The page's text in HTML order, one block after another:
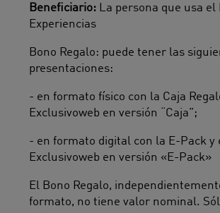
Beneficiario: La persona que usa el
Experiencias
Bono Regalo: puede tener las
presentaciones:
- en formato físico con la Caja
Exclusivoweb en versión “Caja”;
- en formato digital con la E-Pack y
Exclusivoweb en versión «E-Pack»
El Bono Regalo,
formato, no tiene valor nominal.